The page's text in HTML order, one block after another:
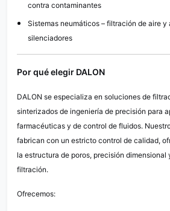
contra contaminantes
Sistemas neumáticos – filtración de aire y
silenciadores
Por qué elegir DALON
DALON se especializa en soluciones de
sinterizados de ingeniería de precisión para
farmacéuticas y de control de fluidos.
fabrican con un estricto control de calidad,
la estructura de poros, precisión dimensional
filtración.
Ofrecemos: